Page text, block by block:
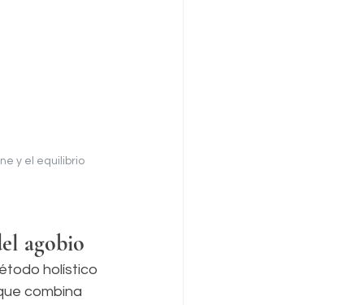
y el equilibrio
agobio
holístico
combina